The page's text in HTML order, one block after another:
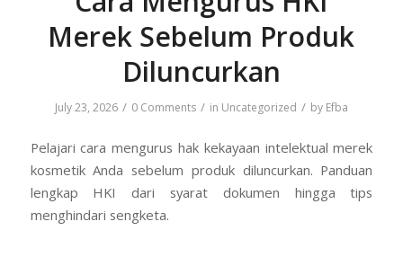
Merek Sebelum Produk
Diluncurkan
July 23, 2026 / 0 Comments / in Uncategorized / by Efba
Pelajari cara mengurus hak kekayaan intelektual merek
kosmetik Anda sebelum produk diluncurkan. Panduan
lengkap HKI dari syarat dokumen hingga tips
menghindari sengketa.